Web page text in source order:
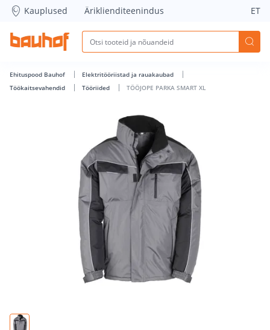
TÖÖJOPE PARKA SMART XL - Bauhof has loaded
Kauplused Äriklienditeenindus ET
Ehituspood Bauhof
Elektritööriistad ja rauakaubad
Töökaitsevahendid
Tööriided TÖÖJOPE PARKA SMART XL